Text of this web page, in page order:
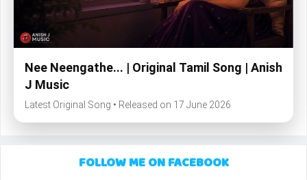
Nee Neengathe... | Original Tamil Song | Anish
J Music
Latest Original Song • Released on 17 June 2026
FOLLOW ME ON FACEBOOK